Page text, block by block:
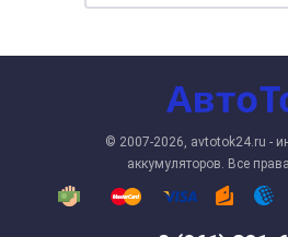
© 2007-2026, avtotok24.ru -
аккумуляторов. Все